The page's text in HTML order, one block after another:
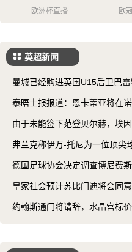
欧洲杯直播 欧
英超新闻
曼城已经购进英国U15后卫巴
泰晤士报报道：恩卡蒂亚将在
由于未能签下范登贝尔赫，埃
弗兰克称伊万-托尼为一位顶尖
德国足球协会决定调查博尼费
皇家社会预计苏比门迪将会同
约翰斯通门将请辞，水晶宫标